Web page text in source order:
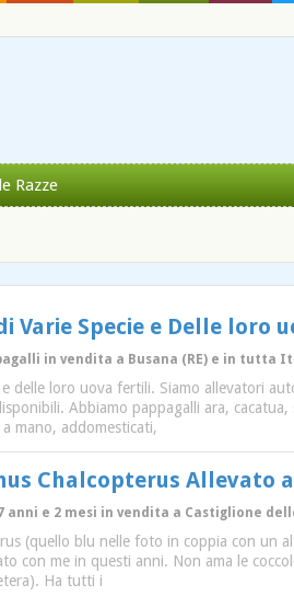
Razze
Varie Specie e Delle loro
in vendita a Busana (RE) e in tutta
delle loro uova fertili. Siamo allevatori
Abbiamo pappagalli ara,
mano, addomesticati,
Chalcopterus Allevato
7 anni e 2 mesi in vendita a Castiglione
(quello blu nelle foto in coppia con
con me in questi anni. Non ama le
Ha tutti i